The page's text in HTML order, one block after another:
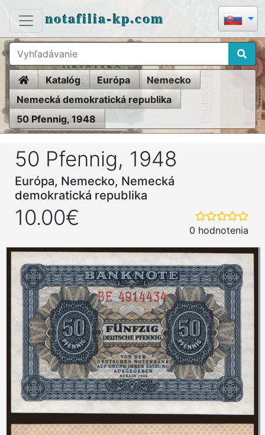
notafilia-kp.com
HomeKatalóg Európa
Nemecko
Nemecká demokratická republika
50 Pfennig, 1948
50 Pfennig, 1948
Európa, Nemecko, Nemecká
demokratická republika
10.00€
0 hodnotenia